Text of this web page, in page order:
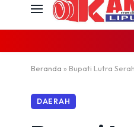
Beranda » Bupati Lutra
DAERAH